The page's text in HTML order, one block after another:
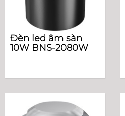
Đèn led âm sàn
10W BNS-2080W